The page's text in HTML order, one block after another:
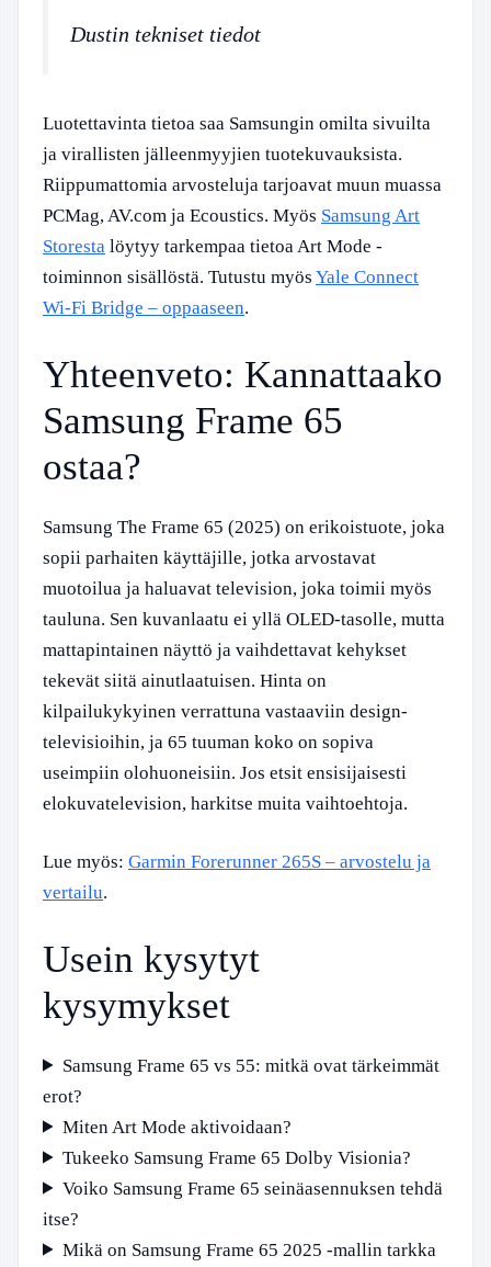
Dustin tekniset tiedot
Luotettavinta tietoa saa Samsungin omilta sivuilta
ja virallisten jälleenmyyjien tuotekuvauksista.
Riippumattomia arvosteluja tarjoavat muun muassa
PCMag, AV.com ja Ecoustics. Myös Samsung Art
Storesta löytyy tarkempaa tietoa Art Mode -
toiminnon sisällöstä. Tutustu myös Yale Connect
Wi-Fi Bridge – oppaaseen.
Yhteenveto: Kannattaako
Samsung Frame 65
ostaa?
Samsung The Frame 65 (2025) on erikoistuote, joka
sopii parhaiten käyttäjille, jotka arvostavat
muotoilua ja haluavat television, joka toimii myös
tauluna. Sen kuvanlaatu ei yllä OLED-tasolle, mutta
mattapintainen näyttö ja vaihdettavat kehykset
tekevät siitä ainutlaatuisen. Hinta on
kilpailukykyinen verrattuna vastaaviin design-
televisioihin, ja 65 tuuman koko on sopiva
useimpiin olohuoneisiin. Jos etsit ensisijaisesti
elokuvatelevision, harkitse muita vaihtoehtoja.
Lue myös: Garmin Forerunner 265S – arvostelu ja
vertailu.
Usein kysytyt
kysymykset
Samsung Frame 65 vs 55: mitkä ovat tärkeimmät
erot?
Miten Art Mode aktivoidaan?
Tukeeko Samsung Frame 65 Dolby Visionia?
Voiko Samsung Frame 65 seinäasennuksen tehdä
itse?
Mikä on Samsung Frame 65 2025 -mallin tarkka